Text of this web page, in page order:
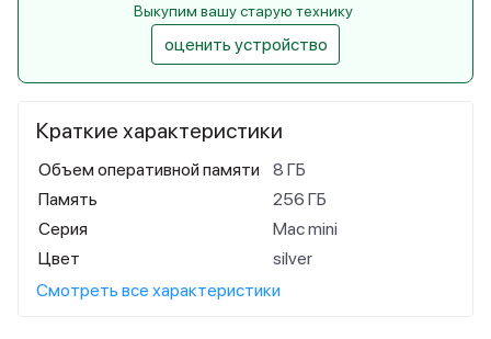
Краткие характеристики
Объем оперативной памяти
8 ГБ
Память
256 ГБ
Серия
Mac mini
Цвет
silver
Смотреть все характеристики
Выкупим вашу старую технику
оценить устройство